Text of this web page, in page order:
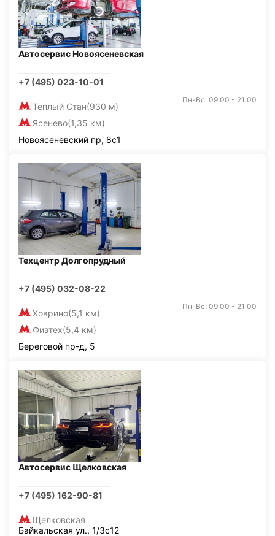
Автосервис Новоясеневская
+7 (495) 023-10-01
Тёплый Стан(930 м)
Ясенево(1,35 км)
Пн-Вс: 09:00 - 21:00
Новоясеневский пр, 8с1
Техцентр Долгопрудный
+7 (495) 032-08-22
Ховрино(5,1 км)
Физтех(5,4 км)
Пн-Вс: 09:00 - 21:00
Береговой пр-д, 5
Автосервис Щелковская
+7 (495) 162-90-81
Щелковская
Байкальская ул., 1/3с12